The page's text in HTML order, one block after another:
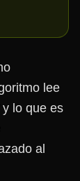
lee
lo que es
al